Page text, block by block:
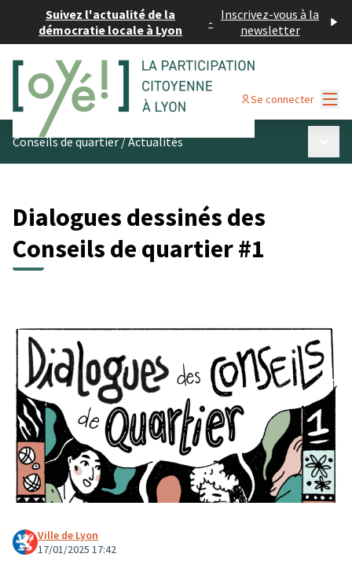
Suivez l'actualité de la
démocratie locale à Lyon
- Inscrivez-vous à la
newsletter
Se connecter
Conseils de quartier/Actualités
Dialogues dessinés des
Conseils de quartier #1
Ville de Lyon
17/01/2025 17:42